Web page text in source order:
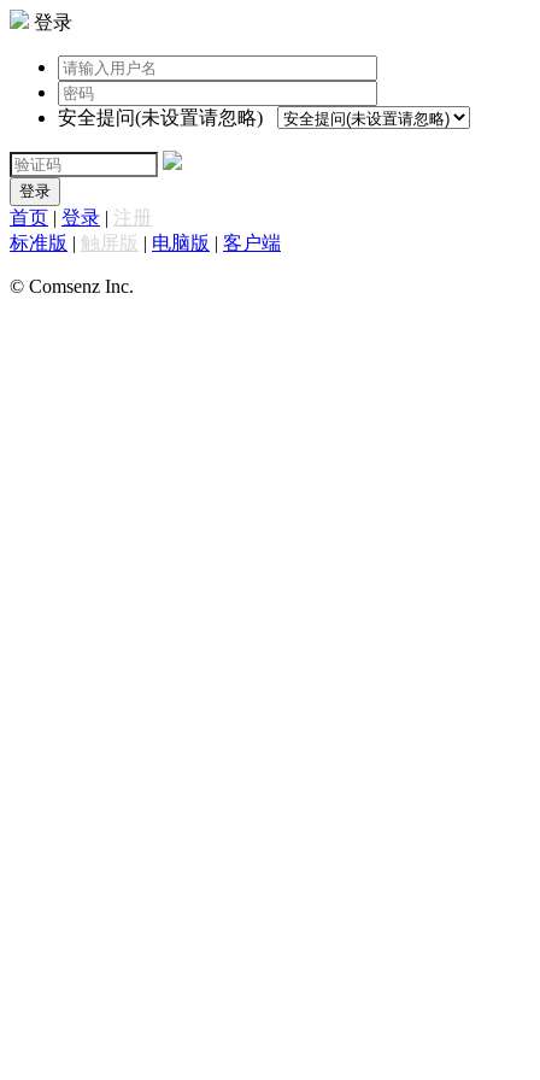
登录
安全提问(未设置请忽略)
登录
首页 | 登录 | 注册
标准版 | 触屏版 | 电脑版 | 客户端
© Comsenz Inc.